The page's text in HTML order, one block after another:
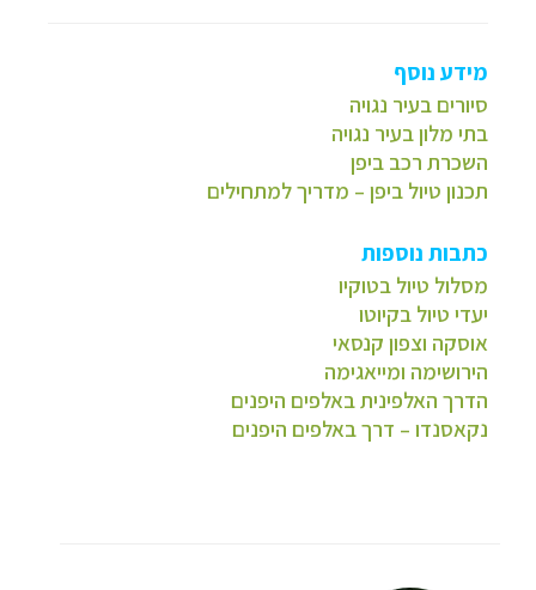
מידע נוסף
סיורים בעיר נגויה
בתי מלון בעיר נגויה
השכרת רכב ביפן
תכנון טיול ביפן – מדריך למתחילים
כתבות נוספות
מסלול טיול בטוקיו
יעדי טיול בקיוטו
אוסקה וצפון קנסאי
הירושימה ומייאגימה
הדרך האלפינית באלפים היפנים
נקאסנדו – דרך באלפים היפנים